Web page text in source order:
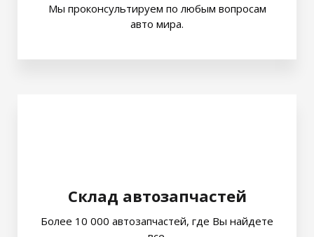
Мы проконсультируем по любым вопросам
авто мира.
Склад автозапчастей
Более 10 000 автозапчастей, где Вы найдете